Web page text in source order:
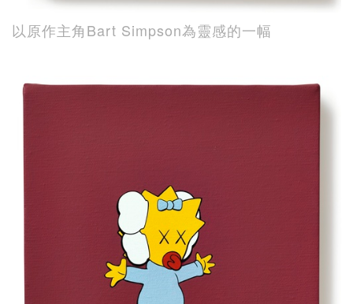
以原作主角Bart Simpson為靈感的一幅